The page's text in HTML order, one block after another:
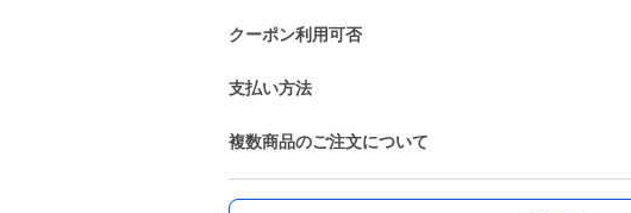
クーポン利用可否
支払い方法
複数商品のご注文について